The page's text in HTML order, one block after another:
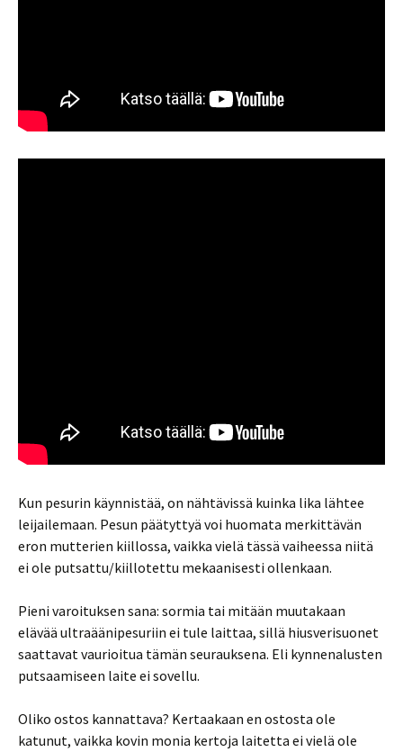
Kun pesurin käynnistää, on nähtävissä kuinka lika lähtee
leijailemaan. Pesun päätyttyä voi huomata merkittävän
eron mutterien kiillossa, vaikka vielä tässä vaiheessa niitä
ei ole putsattu/kiillotettu mekaanisesti ollenkaan.
Pieni varoituksen sana: sormia tai mitään muutakaan
elävää ultraäänipesuriin ei tule laittaa, sillä hiusverisuonet
saattavat vaurioitua tämän seurauksena. Eli kynnenalusten
putsaamiseen laite ei sovellu.
Oliko ostos kannattava? Kertaakaan en ostosta ole
katunut, vaikka kovin monia kertoja laitetta ei vielä ole